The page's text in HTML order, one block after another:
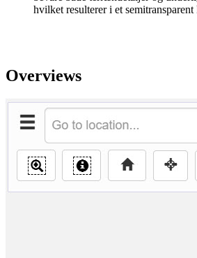
hvilket resulterer i et
Overviews